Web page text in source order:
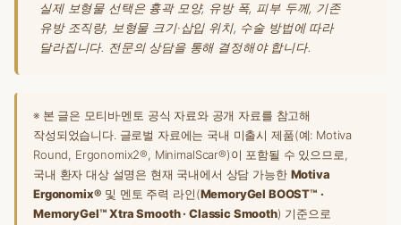
실제 보형물 선택은 흉곽 모양, 유방 폭, 피부 두께, 기존
유방 조직량, 보형물 크기·삽입 위치, 수술 방법에 따라
달라집니다. 전문의 상담을 통해 결정해야 합니다.
※ 본 글은 모티바·멘토 공식 자료와 공개 자료를 참고해
작성되었습니다. 글로벌 자료에는 국내 미출시 제품(예: Motiva
Round, Ergonomix2®, MinimalScar®)이 포함될 수 있으므로,
국내 환자 대상 설명은 현재 국내에서 상담 가능한 Motiva
Ergonomix® 및 멘토 주력 라인(MemoryGel BOOST™ ·
MemoryGel™ Xtra Smooth · Classic Smooth) 기준으로